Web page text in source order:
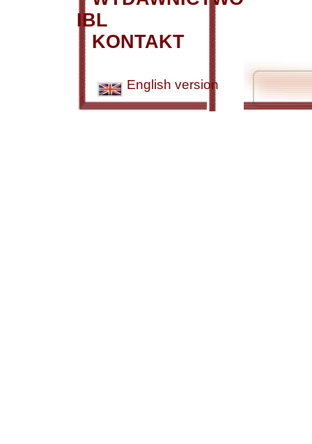
IBL
KONTAKT
English version